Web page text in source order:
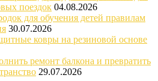
поездок 04.08.2026
для обучения детей правилам
30.07.2026
ковры на резиновой основе
ремонт балкона и превратить
29.07.2026